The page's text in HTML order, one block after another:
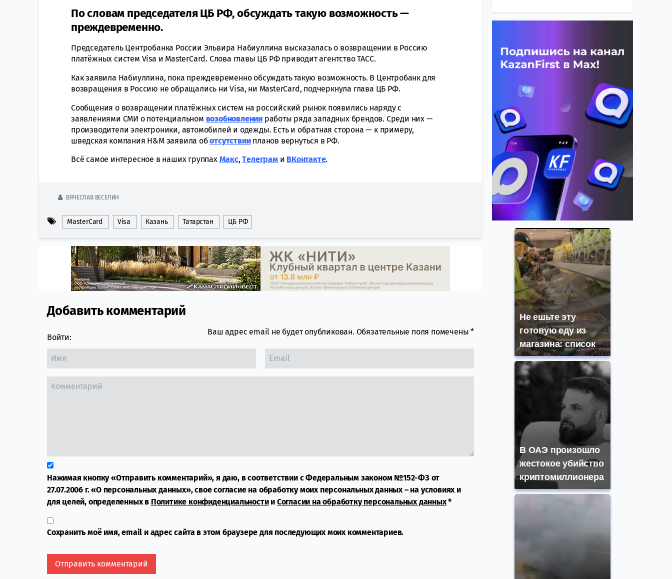
По словам председателя ЦБ РФ, обсуждать такую возможность —
преждевременно.
Председатель Центробанка России Эльвира Набиуллина высказалась о возвращении в Россию
платёжных систем Visa и MasterCard. Слова главы ЦБ РФ приводит агентство ТАСС.
Как заявила Набиуллина, пока преждевременно обсуждать такую возможность. В Центробанк для
возвращения в Россию не обращались ни Visa, ни MasterCard, подчеркнула глава ЦБ РФ.
Сообщения о возвращении платёжных систем на российский рынок появились наряду с
заявлениями СМИ о потенциальном возобновлении работы ряда западных брендов. Среди них —
производители электроники, автомобилей и одежды. Есть и обратная сторона — к примеру,
шведская компания H&M заявила оботсутствиипланов вернуться в РФ.
Всё самое интересное в наших группах Макс,Tелеграми ВКонтакте.
ВЯЧЕСЛАВ ВЕСЕЛИН
MasterCard Visa Казань Татарстан ЦБ РФ
Comment section
Добавить комментарий
Войти:
Ваш адрес email не будет опубликован. Обязательные поля помечены*
Нажимая кнопку «Отправить комментарий», я даю, в соответствии с Федеральным законом №152-ФЗ от
27.07.2006 г. «О персональных данных», свое согласие на обработку моих персональных данных – на условиях и
для целей, определенных в Политике конфиденциальностии Согласии на обработку персональных данных*
Сохранить моё имя, email и адрес сайта в этом браузере для последующих моих комментариев.
Не ешьте эту
готовую еду из
магазина: список
В ОАЭ произошло
жестокое убийство
криптомиллионера